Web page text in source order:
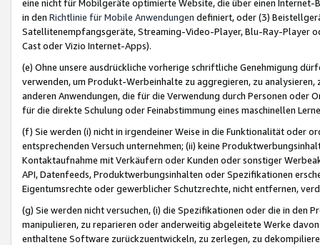
eine nicht für Mobilgeräte optimierte Website, die über einen
in den Richtlinie für Mobile Anwendungen definiert, oder (3)
Satellitenempfangsgeräte, Streaming-Video-Player, Blu-Ray-Player
Cast oder Vizio Internet-Apps).
(e) Ohne unsere ausdrückliche vorherige schriftliche Genehmigung
verwenden, um Produkt-Werbeinhalte zu aggregieren, zu
anderen Anwendungen, die für die Verwendung durch Personen
für die direkte Schulung oder Feinabstimmung eines maschinellen
(f) Sie werden (i) nicht in irgendeiner Weise in die Funktionalität oder
entsprechenden Versuch unternehmen; (ii) keine
Kontaktaufnahme mit Verkäufern oder Kunden oder sonstiger
API, Datenfeeds, Produktwerbungsinhalten oder Spezifikationen
Eigentumsrechte oder gewerblicher Schutzrechte, nicht entfernen,
(g) Sie werden nicht versuchen, (i) die Spezifikationen oder die in
manipulieren, zu reparieren oder anderweitig abgeleitete Werke
enthaltene Software zurückzuentwickeln, zu zerlegen, zu